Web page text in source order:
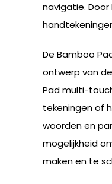
navigatie.
De Bamboo
ontwerp van
Pad multi-
tekeningen of
woorden en
mogelijkheid
maken en te